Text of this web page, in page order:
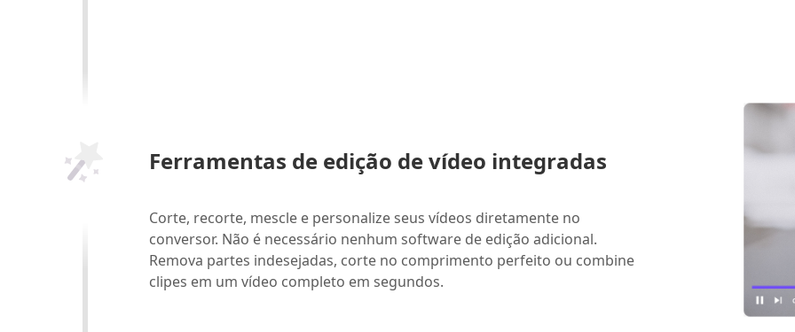
Ferramentas de edição de vídeo integradas
Corte, recorte, mescle e personalize seus vídeos diretamente no
conversor. Não é necessário nenhum software de edição adicional.
Remova partes indesejadas, corte no comprimento perfeito ou combine
clipes em um vídeo completo em segundos.